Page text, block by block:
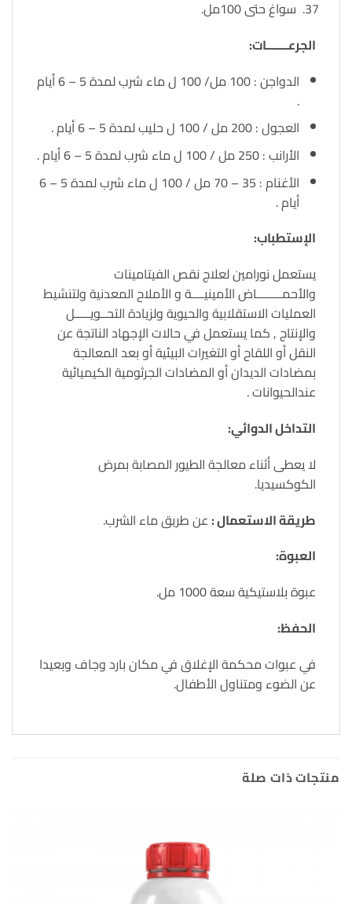
سواغ حتى 100مل.
الجرعـــــــات:
الدواجن : 100 مل/ 100 ل ماء شرب لمدة 5 – 6 أيام
.
العجول : 200 مل / 100 ل حليب لمدة 5 – 6 أيام .
الأرانب : 250 مل / 100 ل ماء شرب لمدة 5 – 6 أيام .
الأغنام : 35 – 70 مل / 100 ل ماء شرب لمدة 5 – 6
أيام .
الإستطباب:
يستعمل نورامين لعلاج نقص الفيتامينات
والأحمــــــــاض الأمينيــــة و الأملاح المعدنية ولتنشيط
العمليات الاستقلابية والحيوية ولزيادة التحــويـــــل
والإنتاج , كما يستعمل في حالات الإجهاد الناتجة عن
النقل أو اللقاح أو التغيرات البيئية أو بعد المعالجة
بمضادات الديدان أو المضادات الجرثومية الكيميائية
عندالحيوانات .
التداخل الدوائي:
لا يعطى أثناء معالجة الطيور المصابة بمرض
الكوكسيديا.
طريقة الاستعمال :عن طريق ماء الشرب.
العبوة:
عبوة بلاستيكية سعة 1000 مل.
الحفظ:
في عبوات محكمة الإغلاق في مكان بارد وجاف وبعيدا
عن الضوء ومتناول الأطفال.
منتجات ذات صلة